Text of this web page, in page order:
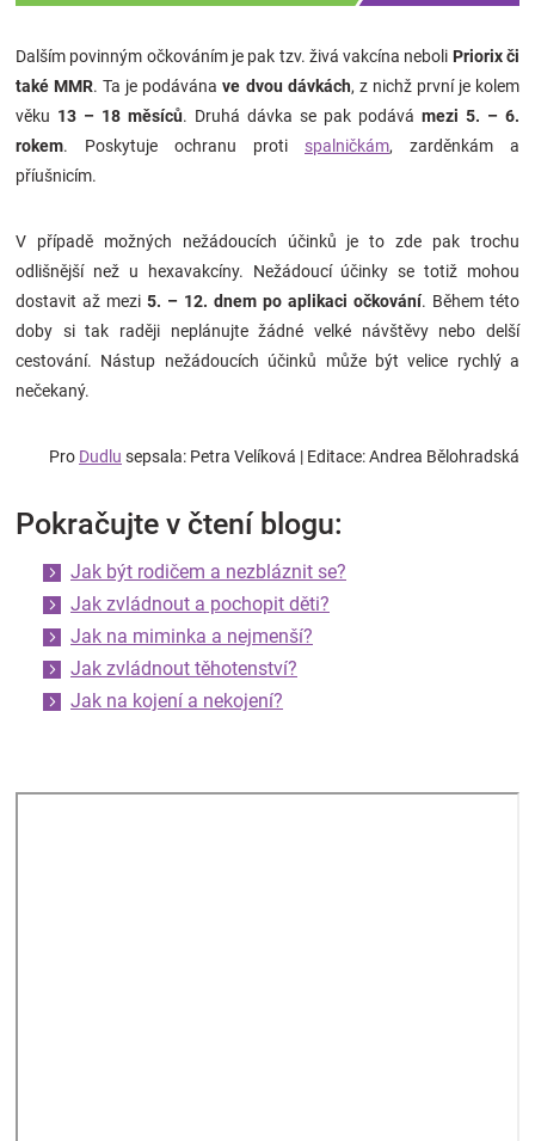
Dalším povinným očkováním je pak tzv. živá vakcína neboli Priorix či
také MMR. Ta je podávánave dvou dávkách, z nichž první je kolem
věku 13 – 18 měsíců. Druhá dávka se pak podává mezi 5. – 6.
rokem. Poskytuje ochranu proti spalničkám, zarděnkám a
příušnicím.
V případě možných nežádoucích účinků je to zde pak trochu
odlišnější než u hexavakcíny. Nežádoucí účinky se totiž mohou
dostavit až mezi 5. – 12. dnem po aplikaci očkování. Během této
doby si tak raději neplánujte žádné velké návštěvy nebo delší
cestování. Nástup nežádoucích účinků může být velice rychlý a
nečekaný.
Pro Dudlu sepsala: Petra Velíková | Editace: Andrea Bělohradská
Pokračujte v čtení blogu:
Jak být rodičem a nezbláznit se?
Jak zvládnout a pochopit děti?
Jak na miminka a nejmenší?
Jak zvládnout těhotenství?
Jak na kojení a nekojení?